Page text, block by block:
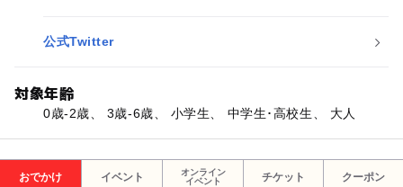
公式Twitter
対象年齢
0歳-2歳、 3歳-6歳、 小学生、 中学生･高校生、 大人
おでかけ イベント
オンライン
イベント
チケット クーポン